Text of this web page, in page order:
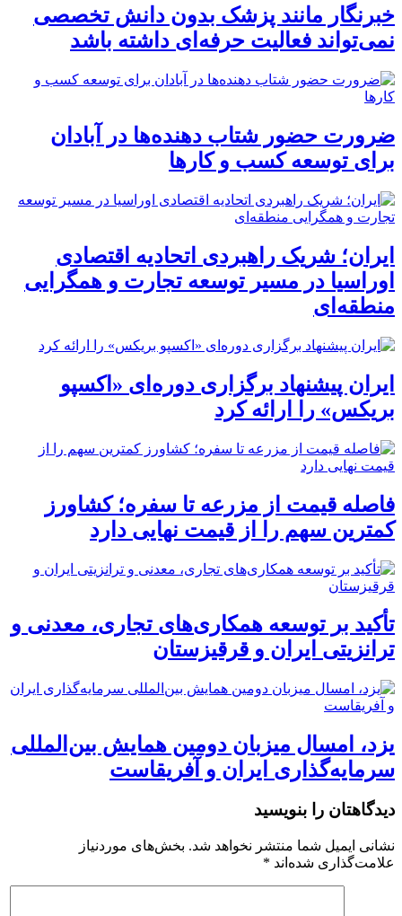
خبرنگار مانند پزشک بدون دانش تخصصی
نمی‌تواند فعالیت حرفه‌ای داشته باشد
ضرورت حضور شتاب ‌دهنده‌ها در آبادان
برای توسعه کسب‌ و کارها
ایران؛ شریک راهبردی اتحادیه اقتصادی
اوراسیا در مسیر توسعه تجارت و همگرایی
منطقه‌ای
ایران پیشنهاد برگزاری دوره‌ای «اکسپو
بریکس» را ارائه کرد
فاصله قیمت از مزرعه تا سفره؛ کشاورز
کمترین سهم را از قیمت نهایی دارد
تأکید بر توسعه همکاری‌های تجاری، معدنی و
ترانزیتی ایران و قرقیزستان
یزد، امسال میزبان دومین همایش بین‌المللی
سرمایه‌گذاری ایران و آفریقاست
دیدگاهتان را بنویسید
نشانی ایمیل شما منتشر نخواهد شد. بخش‌های موردنیاز
علامت‌گذاری شده‌اند *